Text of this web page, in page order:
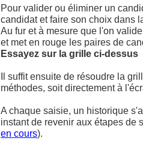
Pour valider ou éliminer un
candidat et faire son choix dans
Au fur et à mesure que l'on
et met en rouge les paires de
Essayez sur la grille ci-dessus
Il suffit ensuite de résoudre la
méthodes, soit directement à
A chaque saisie, un historique
instant de revenir aux étapes de
en cours).